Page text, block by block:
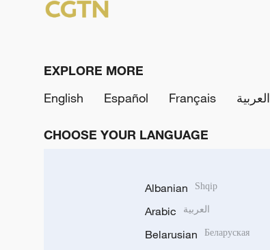
EXPLORE MORE
English
Español Français العربية
CHOOSE YOUR LANGUAGE
Albanian Shqip
Arabic العربية
Belarusian Беларуская